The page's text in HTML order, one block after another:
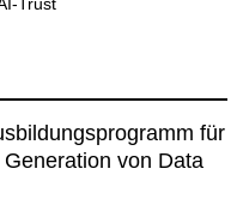
für
von Data